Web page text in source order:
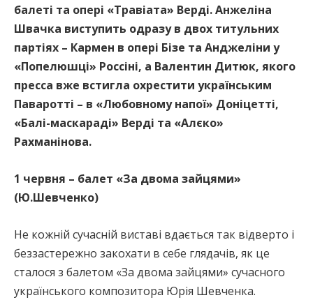
балеті та опері «Травіата» Верді. Анжеліна
Швачка виступить одразу в двох титульних
партіях – Кармен в опері Бізе та Анджеліни у
«Попелюшці» Россіні, а Валентин Дитюк, якого
пресса вже встигла охрестити українським
Паваротті – в «Любовному напої» Доніцетті,
«Балі-маскараді» Верді та «Алєко»
Рахманінова.
1 червня – балет «За двома зайцями»
(Ю.Шевченко)
Не кожній сучасній виставі вдається так відверто і
беззастережно закохати в себе глядачів, як це
сталося з балетом «За двома зайцями» сучасного
українського композитора Юрія Шевченка.